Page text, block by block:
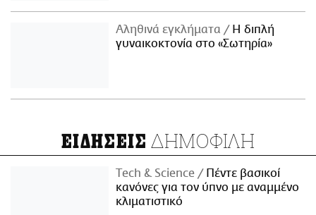
Αληθινά εγκλήματα
Η διπλή
γυναικοκτονία στο «Σωτηρία»
ΕΙΔΗΣΕΙΣ ΔΗΜΟΦΙΛΗ
Τech & Science
Πέντε βασικοί
κανόνες για τον ύπνο με αναμμένο
κλιματιστικό